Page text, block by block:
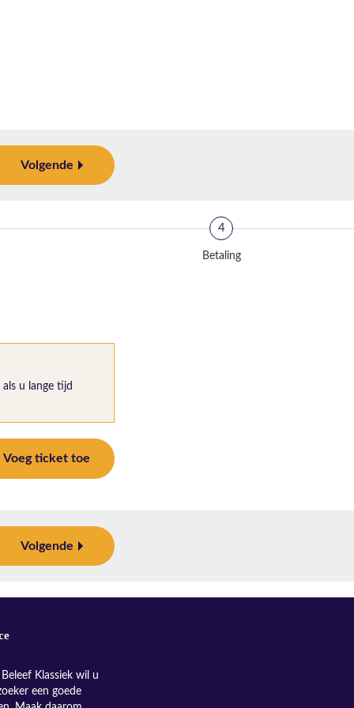
Volgende
4
Betaling
u lange tijd
Voeg ticket toe
Volgende
Klassiek wil u
een goede